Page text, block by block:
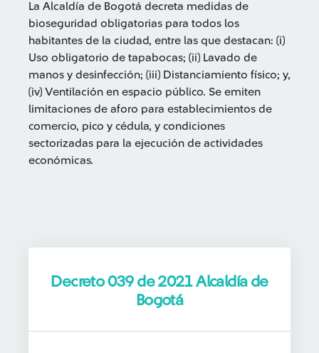
La Alcaldía de Bogotá decreta medidas de
bioseguridad obligatorias para todos los
habitantes de la ciudad, entre las que destacan: (i)
Uso obligatorio de tapabocas; (ii) Lavado de
manos y desinfección; (iii) Distanciamiento físico; y,
(iv) Ventilación en espacio público. Se emiten
limitaciones de aforo para establecimientos de
comercio, pico y cédula, y condiciones
sectorizadas para la ejecución de actividades
económicas.
Decreto 039 de 2021 Alcaldía de
Bogotá